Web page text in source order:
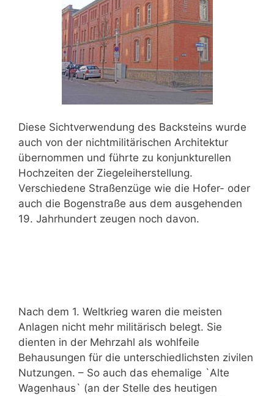
Diese Sichtverwendung des Backsteins wurde
auch von der nichtmilitärischen Architektur
übernommen und führte zu konjunkturellen
Hochzeiten der Ziegeleiherstellung.
Verschiedene Straßenzüge wie die Hofer- oder
auch die Bogenstraße aus dem ausgehenden
19. Jahrhundert zeugen noch davon.
Nach dem 1. Weltkrieg waren die meisten
Anlagen nicht mehr militärisch belegt. Sie
dienten in der Mehrzahl als wohlfeile
Behausungen für die unterschiedlichsten zivilen
Nutzungen. – So auch das ehemalige `Alte
Wagenhaus` (an der Stelle des heutigen